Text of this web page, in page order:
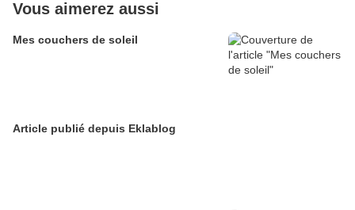
Vous aimerez aussi
Mes couchers de soleil
Article publié depuis Eklablog